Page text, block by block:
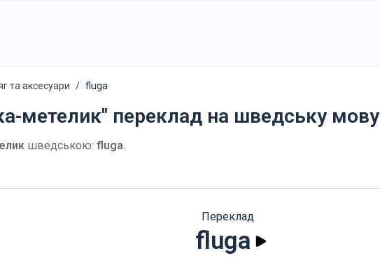
та аксесуари fluga
метелик" переклад на шведську мову
шведською: fluga.
Переклад
fluga